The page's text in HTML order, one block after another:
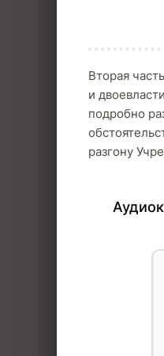
Вторая
и
подробно
разгону